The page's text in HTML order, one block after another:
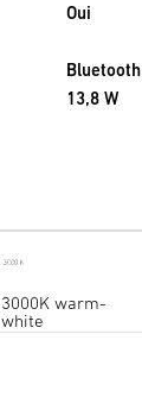
Oui
Bluetooth
13,8 W
3000K warm-
white